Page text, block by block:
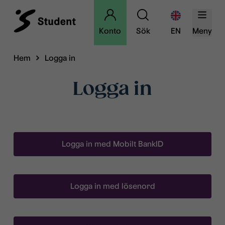
Konto Sök EN Meny
Hem Logga in
Logga in
Logga in med Mobilt BankID
Logga in med lösenord